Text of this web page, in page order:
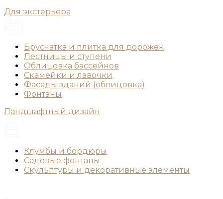
Для экстерьера
Брусчатка и плитка для дорожек
Лестницы и ступени
Облицовка бассейнов
Скамейки и лавочки
Фасады зданий (облицовка)
Фонтаны
Ландшафтный дизайн
Клумбы и бордюры
Садовые фонтаны
Скульптуры и декоративные элементы